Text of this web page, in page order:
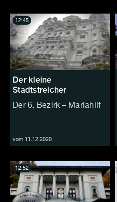
Der kleine
Stadtstreicher
Der 6. Bezirk – Mariahilf
vom 11.12.2020
12:45
12:52